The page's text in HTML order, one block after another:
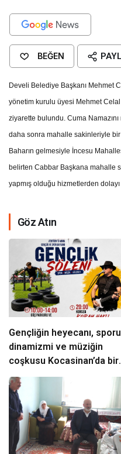
BEĞEN
Develi Belediye Başkanı Mehmet
yönetim kurulu üyesi Mehmet
ziyarette bulundu. Cuma
daha sonra mahalle sakinleriyle
Baharın gelmesiyle İncesu
belirten Cabbar Başkana mahalle
yapmış olduğu hizmetlerden
Göz Atın
Gençliğin heyecanı,
dinamizmi ve müziğin
coşkusu Kocasinan’da bir
araya geliyor!